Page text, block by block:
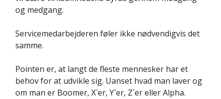
og medgang.
Servicemedarbejderen føler ikke nødvendigvis det
samme.
Pointen er, at langt de fleste mennesker har et
behov for at udvikle sig. Uanset hvad man laver og
om man er Boomer, X´er, Y´er, Z´er eller Alpha.